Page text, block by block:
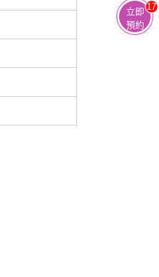
立即
預約
17